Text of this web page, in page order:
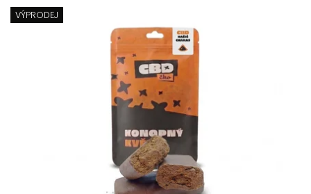
VÝPRODEJ